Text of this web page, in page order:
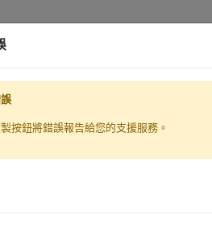
按鈕將錯誤報告給您的支援服務。